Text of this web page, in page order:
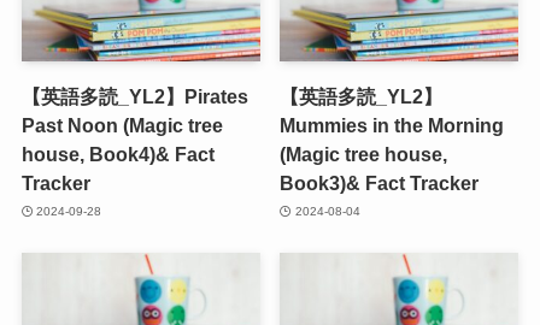
【英語多読_YL2】Pirates
Past Noon (Magic tree
house, Book4)& Fact
Tracker
2024-09-28
【英語多読_YL2】
Mummies in the Morning
(Magic tree house,
Book3)& Fact Tracker
2024-08-04